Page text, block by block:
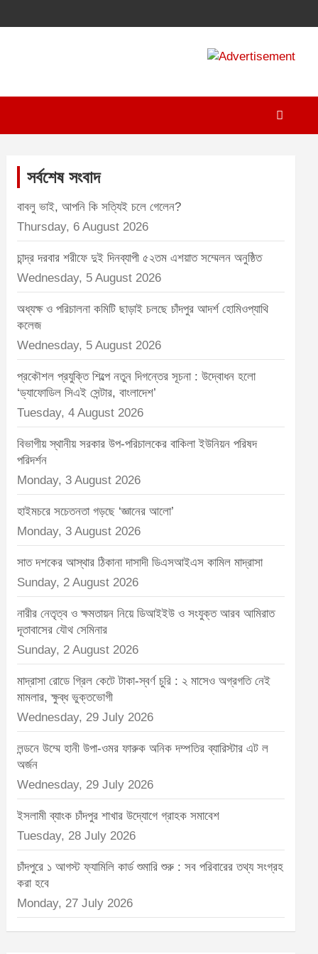
A
m
n
সর্বশেষ সংবাদ
বাবলু ভাই, আপনি কি সত্যিই চলে গেলেন?
Thursday, 6 August 2026
চান্দ্র দরবার শরীফে দুই দিনব্যাপী ৫২তম এশয়াত সম্মেলন অনুষ্ঠিত
Wednesday, 5 August 2026
অধ্যক্ষ ও পরিচালনা কমিটি ছাড়াই চলছে চাঁদপুর আদর্শ হোমিওপ্যাথি
কলেজ
Wednesday, 5 August 2026
প্রকৌশল প্রযুক্তি শিল্পে নতুন দিগন্তের সূচনা : উদ্বোধন হলো
‘ড্যাফোডিল সিএই সেন্টার, বাংলাদেশ’
Tuesday, 4 August 2026
বিভাগীয় স্থানীয় সরকার উপ-পরিচালকের বাকিলা ইউনিয়ন পরিষদ
পরিদর্শন
Monday, 3 August 2026
হাইমচরে সচেতনতা গড়ছে ‘জ্ঞানের আলো’
Monday, 3 August 2026
সাত দশকের আস্থার ঠিকানা দাসাদী ডিএসআইএস কামিল মাদ্রাসা
Sunday, 2 August 2026
নারীর নেতৃত্ব ও ক্ষমতায়ন নিয়ে ডিআইইউ ও সংযুক্ত আরব আমিরাত
দূতাবাসের যৌথ সেমিনার
Sunday, 2 August 2026
মাদ্রাসা রোডে গ্রিল কেটে টাকা-স্বর্ণ চুরি : ২ মাসেও অগ্রগতি নেই
মামলার, ক্ষুব্ধ ভুক্তভোগী
Wednesday, 29 July 2026
লন্ডনে উম্মে হানী উপা-ওমর ফারুক অনিক দম্পতির ব্যারিস্টার এট ল
অর্জন
Wednesday, 29 July 2026
ইসলামী ব্যাংক চাঁদপুর শাখার উদ্যোগে গ্রাহক সমাবেশ
Tuesday, 28 July 2026
চাঁদপুরে ১ আগস্ট ফ্যামিলি কার্ড শুমারি শুরু : সব পরিবারের তথ্য সংগ্রহ
করা হবে
Monday, 27 July 2026